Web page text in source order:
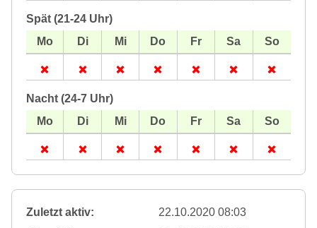
Spät (21-24 Uhr)
Nacht (24-7 Uhr)
Zuletzt aktiv:
22.10.2020 08:03